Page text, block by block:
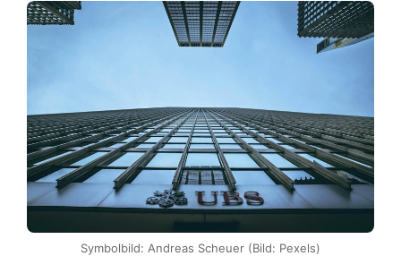
Symbolbild: Andreas Scheuer (Bild: Pexels)